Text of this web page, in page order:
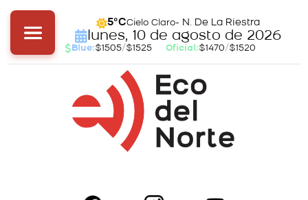
5°CCielo Claro- N. De La Riestra
lunes, 10 de agosto de 2026
Blue:$1505/$1525 Oficial:$1470/$1520